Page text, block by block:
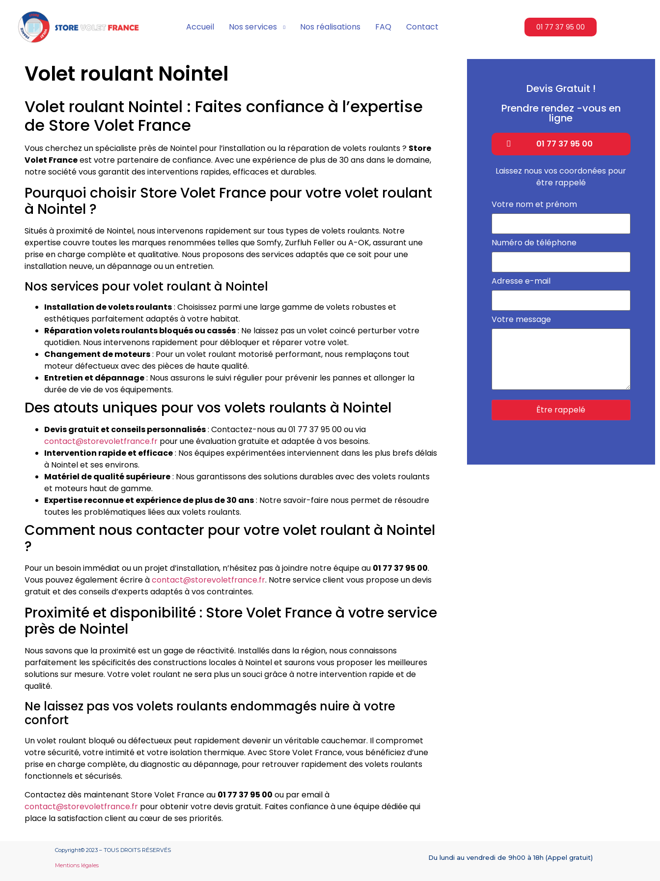
Accueil Nos services Nos réalisations FAQ Contact 01 77 37 95 00
Volet roulant Nointel
Volet roulant Nointel : Faites confiance à l’expertise
de Store Volet France
Vous cherchez un spécialiste près de Nointel pour l’installation ou la réparation de volets roulants ? Store
Volet Franceest votre partenaire de confiance. Avec une expérience de plus de 30 ans dans le domaine,
notre société vous garantit des interventions rapides, efficaces et durables.
Pourquoi choisir Store Volet France pour votre volet roulant
à Nointel ?
Situés à proximité de Nointel, nous intervenons rapidement sur tous types de volets roulants. Notre
expertise couvre toutes les marques renommées telles que Somfy, Zurfluh Feller ou A-OK, assurant une
prise en charge complète et qualitative. Nous proposons des services adaptés que ce soit pour une
installation neuve, un dépannage ou un entretien.
Nos services pour volet roulant à Nointel
Installation de volets roulants: Choisissez parmi une large gamme de volets robustes et
esthétiques parfaitement adaptés à votre habitat.
Réparation volets roulants bloqués ou cassés: Ne laissez pas un volet coincé perturber votre
quotidien. Nous intervenons rapidement pour débloquer et réparer votre volet.
Changement de moteurs: Pour un volet roulant motorisé performant, nous remplaçons tout
moteur défectueux avec des pièces de haute qualité.
Entretien et dépannage: Nous assurons le suivi régulier pour prévenir les pannes et allonger la
durée de vie de vos équipements.
Des atouts uniques pour vos volets roulants à Nointel
Devis gratuit et conseils personnalisés: Contactez-nous au 01 77 37 95 00 ou via
contact@storevoletfrance.fr pour une évaluation gratuite et adaptée à vos besoins.
Intervention rapide et efficace: Nos équipes expérimentées interviennent dans les plus brefs délais
à Nointel et ses environs.
Matériel de qualité supérieure: Nous garantissons des solutions durables avec des volets roulants
et moteurs haut de gamme.
Expertise reconnue et expérience de plus de 30 ans: Notre savoir-faire nous permet de résoudre
toutes les problématiques liées aux volets roulants.
Comment nous contacter pour votre volet roulant à Nointel
?
Pour un besoin immédiat ou un projet d’installation, n’hésitez pas à joindre notre équipe au 01 77 37 95 00.
Vous pouvez également écrire àcontact@storevoletfrance.fr. Notre service client vous propose un devis
gratuit et des conseils d’experts adaptés à vos contraintes.
Proximité et disponibilité : Store Volet France à votre service
près de Nointel
Nous savons que la proximité est un gage de réactivité. Installés dans la région, nous connaissons
parfaitement les spécificités des constructions locales à Nointel et saurons vous proposer les meilleures
solutions sur mesure. Votre volet roulant ne sera plus un souci grâce à notre intervention rapide et de
qualité.
Ne laissez pas vos volets roulants endommagés nuire à votre
confort
Un volet roulant bloqué ou défectueux peut rapidement devenir un véritable cauchemar. Il compromet
votre sécurité, votre intimité et votre isolation thermique. Avec Store Volet France, vous bénéficiez d’une
prise en charge complète, du diagnostic au dépannage, pour retrouver rapidement des volets roulants
fonctionnels et sécurisés.
Contactez dès maintenant Store Volet France au 01 77 37 95 00 ou par email à
contact@storevoletfrance.fr pour obtenir votre devis gratuit. Faites confiance à une équipe dédiée qui
place la satisfaction client au cœur de ses priorités.
Devis Gratuit !
Prendre rendez -vous en
ligne
01 77 37 95 00
Laissez nous vos coordonées pour
être rappelé
Votre nom et prénom
Numéro de téléphone
Adresse e-mail
Votre message
Copyright© 2023 – TOUS DROITS RÉSERVÉS
Mentions légales
Du lundi au vendredi de 9h00 à 18h (Appel gratuit)